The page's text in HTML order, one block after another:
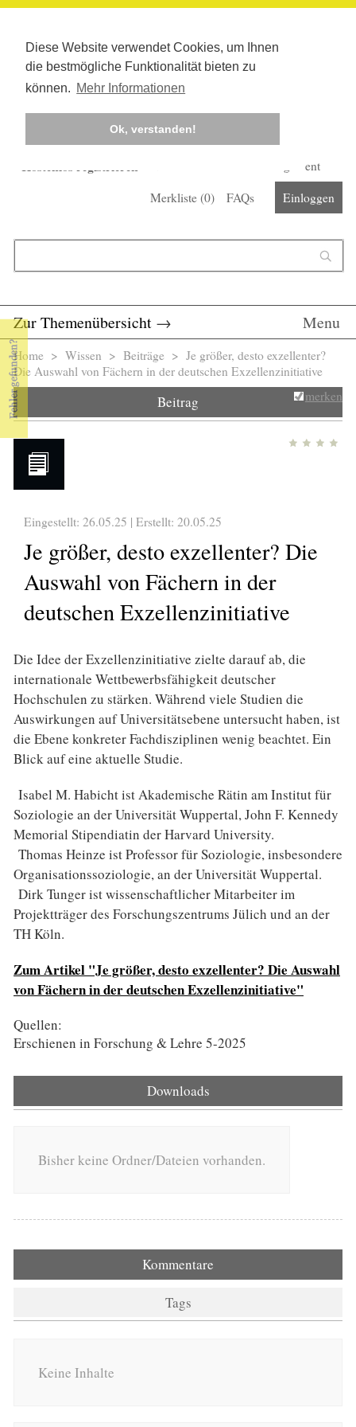
Diese Website verwendet Cookies, um Ihnen
die bestmögliche Funktionalität bieten zu
können. Mehr Informationen
Ok, verstanden!
Kostenlos registrieren
Corona-Management
Merkliste (0) FAQs Einloggen
Zur Themenübersicht → Menu
Sie sind hier
Home > Wissen > Beiträge > Je größer, desto exzellenter?
Die Auswahl von Fächern in der deutschen Exzellenzinitiative
Beitrag merken
Eingestellt: 26.05.25 | Erstellt: 20.05.25
Je größer, desto exzellenter? Die
Auswahl von Fächern in der
deutschen Exzellenzinitiative
Die Idee der Exzellenzinitiative zielte darauf ab, die
internationale Wettbewerbsfähigkeit deutscher
Hochschulen zu stärken. Während viele Studien die
Auswirkungen auf Universitätsebene untersucht haben, ist
die Ebene konkreter Fachdisziplinen wenig beachtet. Ein
Blick auf eine aktuelle Studie.
Isabel M. Habicht ist Akademische Rätin am Institut für
Soziologie an der Universität Wuppertal, John F. Kennedy
Memorial Stipendiatin der Harvard University.
Thomas Heinze ist Professor für Soziologie, insbesondere
Organisationssoziologie, an der Universität Wuppertal.
Dirk Tunger ist wissenschaftlicher Mitarbeiter im
Projektträger des Forschungszentrums Jülich und an der
TH Köln.
Zum Artikel "Je größer, desto exzellenter? Die Auswahl
von Fächern in der deutschen Exzellenzinitiative"
Quellen:
Erschienen in Forschung & Lehre 5-2025
Downloads
Bisher keine Ordner/Dateien vorhanden.
Kommentare
Tags
Keine Inhalte